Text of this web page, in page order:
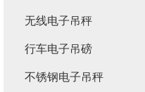
无线电子吊秤
行车电子吊磅
不锈钢电子吊秤